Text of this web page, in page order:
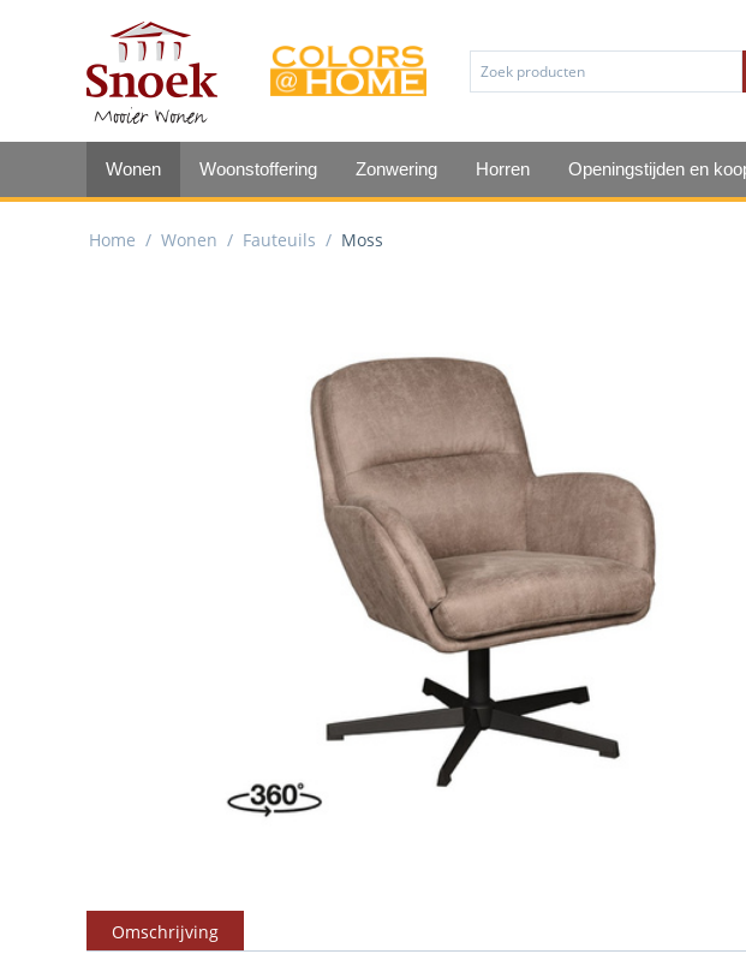
Wonen Woonstoffering Zonwering Horren Openingstijden en
Home / Wonen / Fauteuils / Moss
Omschrijving